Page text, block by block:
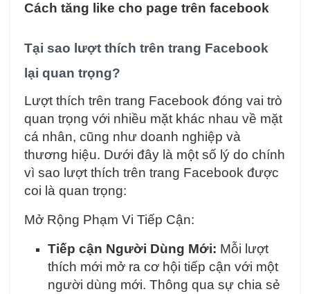
Cách tăng like cho page trên facebook
Tại sao lượt thích trên trang Facebook
lại quan trọng?
Lượt thích trên trang Facebook đóng vai trò
quan trọng với nhiều mặt khác nhau về mặt
cá nhân, cũng như doanh nghiệp và
thương hiệu. Dưới đây là một số lý do chính
vì sao lượt thích trên trang Facebook được
coi là quan trọng:
Mở Rộng Phạm Vi Tiếp Cận:
Tiếp cận Người Dùng Mới: Mỗi lượt
thích mới mở ra cơ hội tiếp cận với một
người dùng mới. Thông qua sự chia sẻ